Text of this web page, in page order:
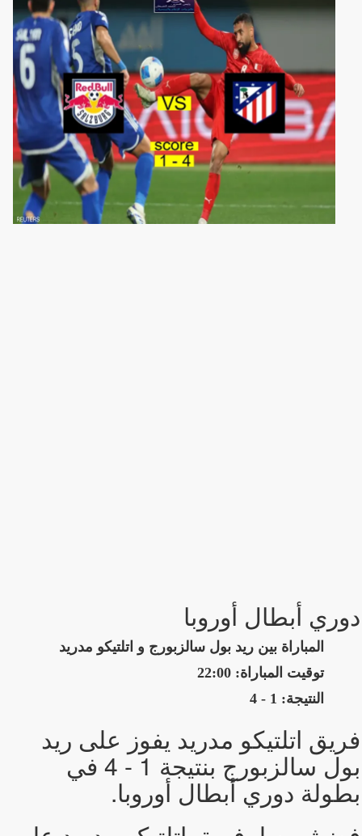
دوري أبطال أوروبا
المباراة بين ريد بول سالزبورج و اتلتيكو مدريد
توقيت المباراة: 22:00
النتيجة: 1 - 4
فريق اتلتيكو مدريد يفوز على ريد
بول سالزبورج بنتيجة 1 - 4 في
بطولة دوري أبطال أوروبا.